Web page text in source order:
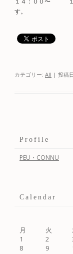
す。
カテゴリー: All | 投稿
Profile
PEU・CONNU
Calendar
月
火
1
2
8
9